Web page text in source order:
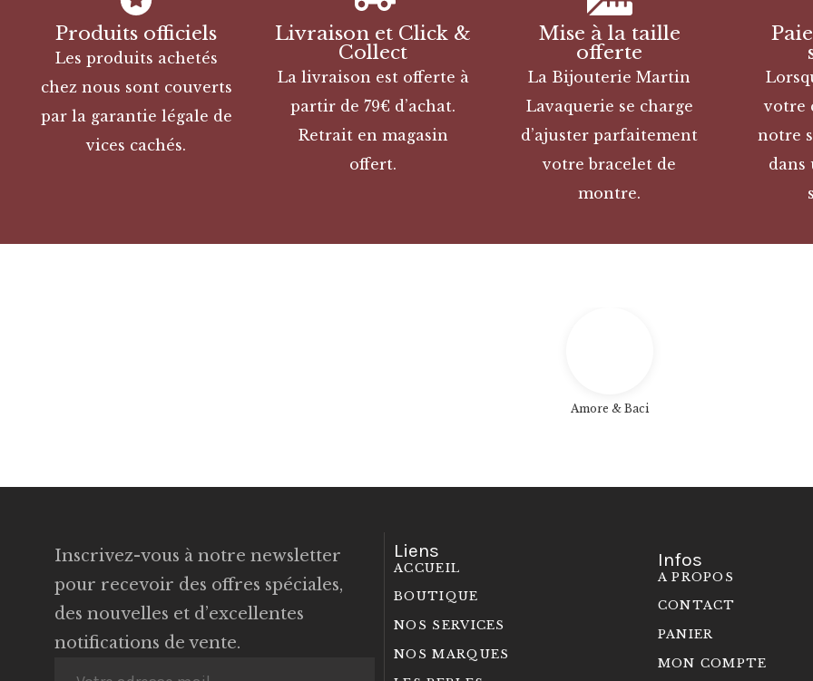
Produits officiels
Les produits achetés
chez nous sont couverts
par la garantie légale de
vices cachés.
Livraison et Click &
Collect
La livraison est offerte à
partir de 79€ d’achat.
Retrait en magasin
offert.
Mise à la taille
offerte
La Bijouterie Martin
Lavaquerie se charge
d’ajuster parfaitement
votre bracelet de
montre.
votre
notre
dans
Amore & Baci
Inscrivez-vous à notre newsletter
pour recevoir des offres spéciales,
des nouvelles et d’excellentes
notifications de vente.
Liens
ACCUEIL
BOUTIQUE
NOS SERVICES
NOS MARQUES
Infos
A PROPOS
CONTACT
PANIER
MON COMPTE